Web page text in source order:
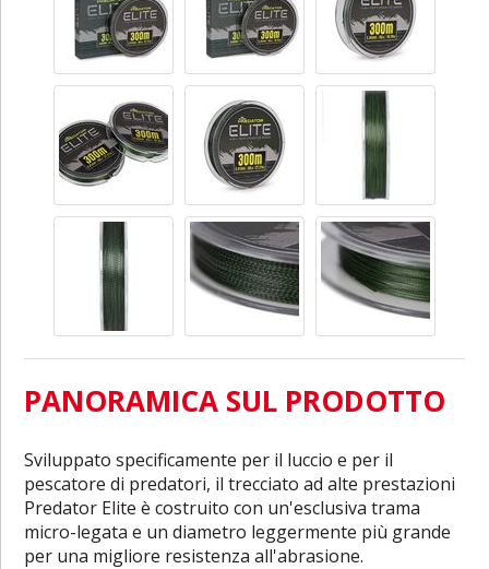
PANORAMICA SUL PRODOTTO
Sviluppato specificamente per il luccio e per il
pescatore di predatori, il trecciato ad alte prestazioni
Predator Elite è costruito con un'esclusiva trama
micro-legata e un diametro leggermente più grande
per una migliore resistenza all'abrasione.